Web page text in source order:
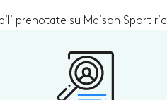
prenotate su Maison Sport